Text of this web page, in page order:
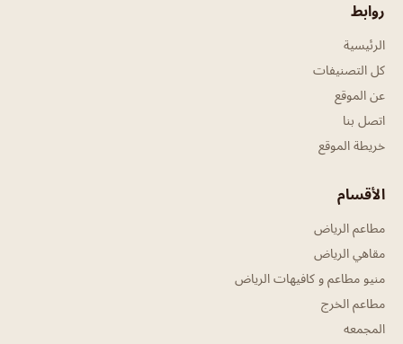
روابط
الرئيسية
كل التصنيفات
عن الموقع
اتصل بنا
خريطة الموقع
الأقسام
مطاعم الرياض
مقاهي الرياض
منيو مطاعم و كافيهات الرياض
مطاعم الخرج
المجمعه